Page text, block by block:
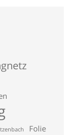
Folie